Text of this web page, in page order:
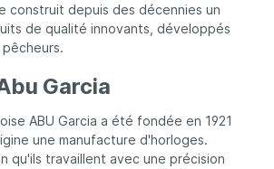
construit depuis des décennies un
de qualité innovants, développés
Garcia
ABU Garcia a été fondée en 1921
une manufacture d'horloges.
qu'ils travaillent avec une précision